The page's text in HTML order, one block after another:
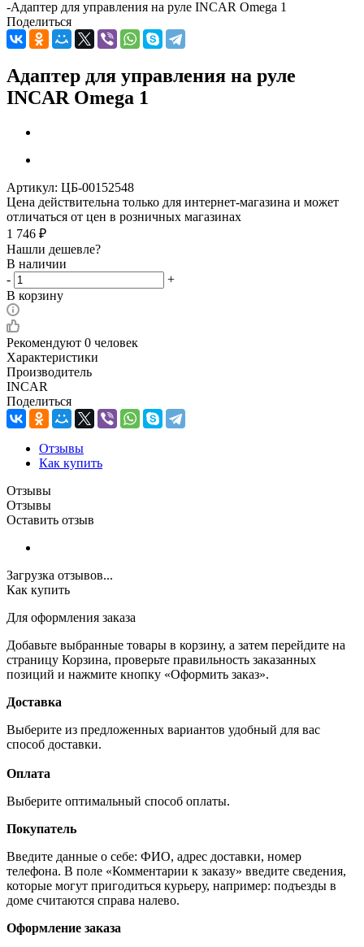
-Адаптер для управления на руле INCAR Omega 1
Поделиться
Адаптер для управления на руле
INCAR Omega 1
Артикул: ЦБ-00152548
Цена действительна только для интернет-магазина и может
отличаться от цен в розничных магазинах
1 746 ₽
Нашли дешевле?
В наличии
-
+
В корзину
Рекомендуют 0 человек
Характеристики
Производитель
INCAR
Поделиться
Отзывы
Как купить
Отзывы
Отзывы
Оставить отзыв
Загрузка отзывов...
Как купить
Для оформления заказа
Добавьте выбранные товары в корзину, а затем перейдите на
страницу Корзина, проверьте правильность заказанных
позиций и нажмите кнопку «Оформить заказ».
Доставка
Выберите из предложенных вариантов удобный для вас
способ доставки.
Оплата
Выберите оптимальный способ оплаты.
Покупатель
Введите данные о себе: ФИО, адрес доставки, номер
телефона. В поле «Комментарии к заказу» введите сведения,
которые могут пригодиться курьеру, например: подъезды в
доме считаются справа налево.
Оформление заказа